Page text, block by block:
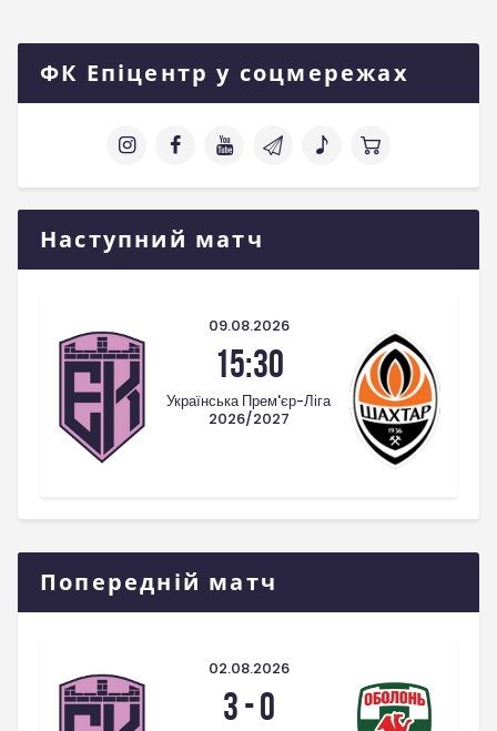
ФК Епіцентр у соцмережах
Наступний матч
09.08.2026
15:30
Українська Прем'єр-Ліга
2026/2027
Попередній матч
02.08.2026
3-0